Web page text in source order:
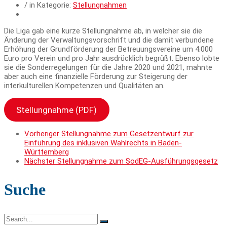
/ in Kategorie: Stellungnahmen
Die Liga gab eine kurze Stellungnahme ab, in welcher sie die
Änderung der Verwaltungsvorschrift und die damit verbundene
Erhöhung der Grundförderung der Betreuungsvereine um 4.000
Euro pro Verein und pro Jahr ausdrücklich begrüßt. Ebenso lobte
sie die Sonderregelungen für die Jahre 2020 und 2021, mahnte
aber auch eine finanzielle Förderung zur Steigerung der
interkulturellen Kompetenzen und Qualitäten an.
Stellungnahme (PDF)
Vorheriger Stellungnahme zum Gesetzentwurf zur
Einführung des inklusiven Wahlrechts in Baden-
Württemberg
Nächster Stellungnahme zum SodEG-Ausführungsgesetz
Suche
Search
for: